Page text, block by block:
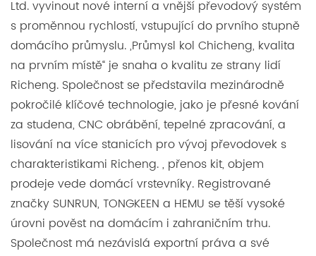
Ltd. vyvinout nové interní a vnější převodový systém
s proměnnou rychlostí, vstupující do prvního stupně
domácího průmyslu. „Průmysl kol Chicheng, kvalita
na prvním místě“ je snaha o kvalitu ze strany lidí
Richeng. Společnost se představila mezinárodně
pokročilé klíčové technologie, jako je přesné kování
za studena, CNC obrábění, tepelné zpracování, a
lisování na více stanicích pro vývoj převodovek s
charakteristikami Richeng. , přenos kit, objem
prodeje vede domácí vrstevníky. Registrované
značky SUNRUN, TONGKEEN a HEMU se těší vysoké
úrovni pověst na domácím i zahraničním trhu.
Společnost má nezávislá exportní práva a své